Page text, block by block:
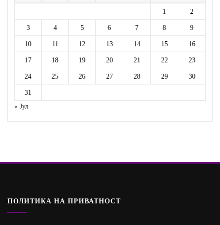
1 2
3 4 5 6 7 8 9
10 11 12 13 14 15 16
17 18 19 20 21 22 23
24 25 26 27 28 29 30
31
« Јул
ПОЛИТИКА НА ПРИВАТНОСТ